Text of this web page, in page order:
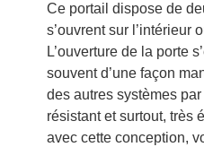
Ce portail dispose de
s’ouvrent sur l’intérieur
L’ouverture de la porte
souvent d’une façon
des autres systèmes
résistant et surtout, très
avec cette conception,